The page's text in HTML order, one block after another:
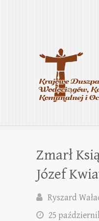
Zmarł
Józef
Ryszard
25